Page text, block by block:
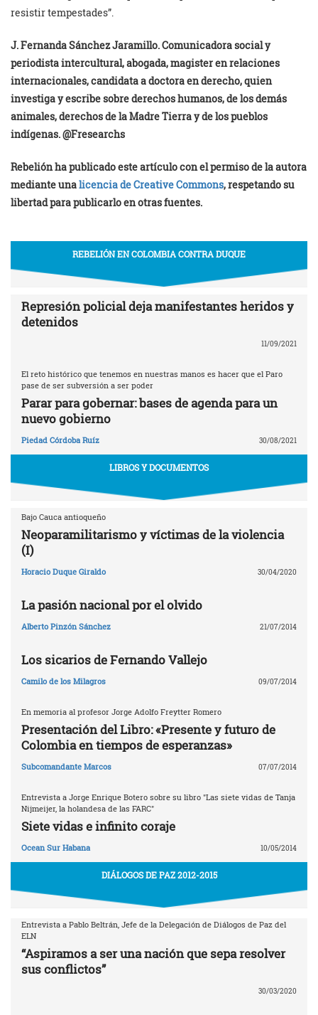
resistir tempestades”.
J. Fernanda Sánchez Jaramillo. Comunicadora social y
periodista intercultural, abogada, magister en relaciones
internacionales, candidata a doctora en derecho, quien
investiga y escribe sobre derechos humanos, de los demás
animales, derechos de la Madre Tierra y de los pueblos
indígenas. @Fresearchs
Rebelión ha publicado este artículo con el permiso de la autora
mediante unalicencia de Creative Commons, respetando su
libertad para publicarlo en otras fuentes.
REBELIÓN EN COLOMBIA CONTRA DUQUE
Represión policial deja manifestantes heridos y
detenidos
11/09/2021
El reto histórico que tenemos en nuestras manos es hacer que el Paro
pase de ser subversión a ser poder
Parar para gobernar: bases de agenda para un
nuevo gobierno
Piedad Córdoba Ruíz 30/08/2021
LIBROS Y DOCUMENTOS
Bajo Cauca antioqueño
Neoparamilitarismo y víctimas de la violencia
(I)
Horacio Duque Giraldo 30/04/2020
La pasión nacional por el olvido
Alberto Pinzón Sánchez 21/07/2014
Los sicarios de Fernando Vallejo
Camilo de los Milagros 09/07/2014
En memoria al profesor Jorge Adolfo Freytter Romero
Presentación del Libro: «Presente y futuro de
Colombia en tiempos de esperanzas»
Subcomandante Marcos 07/07/2014
Entrevista a Jorge Enrique Botero sobre su libro "Las siete vidas de Tanja
Nijmeijer, la holandesa de las FARC"
Siete vidas e infinito coraje
Ocean Sur Habana 10/05/2014
DIÁLOGOS DE PAZ 2012-2015
Entrevista a Pablo Beltrán, Jefe de la Delegación de Diálogos de Paz del
ELN
“Aspiramos a ser una nación que sepa resolver
sus conflictos”
30/03/2020